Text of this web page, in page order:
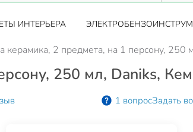
ИНТЕРЬЕРА
керамика, 2 предмета, на 1 персону,
250 мл, Daniks,
1 вопросЗадать